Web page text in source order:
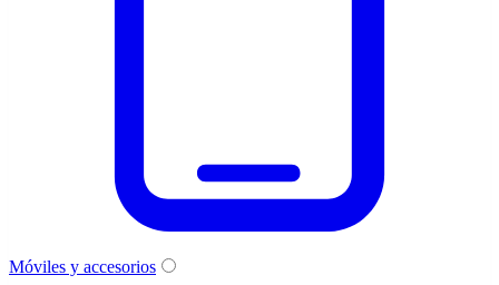
Móviles y accesorios